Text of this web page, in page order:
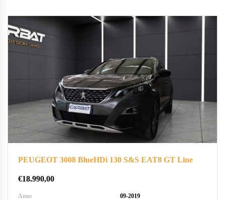
PEUGEOT 3008 BlueHDi 130 S&S EAT8 GT Line
€18.990,00
Anno
09-2019